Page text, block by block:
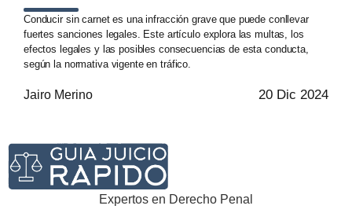
Conducir sin carnet es una infracción grave que puede conllevar
fuertes sanciones legales. Este artículo explora las multas, los
efectos legales y las posibles consecuencias de esta conducta,
según la normativa vigente en tráfico.
Jairo Merino 20 Dic 2024
Expertos en Derecho Penal